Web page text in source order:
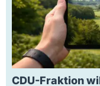
CDU-Fraktion